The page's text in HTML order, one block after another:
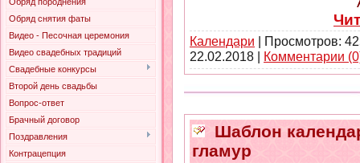
Обряд снятия фаты
Видео - Песочная церемония
Видео свадебных традиций
Свадебные конкурсы
Второй день свадьбы
Вопрос-ответ
Брачный договор
Поздравления
Контрацепция
Календари | Просмотров:
22.02.2018 | Комментарии
Шаблон
гламур